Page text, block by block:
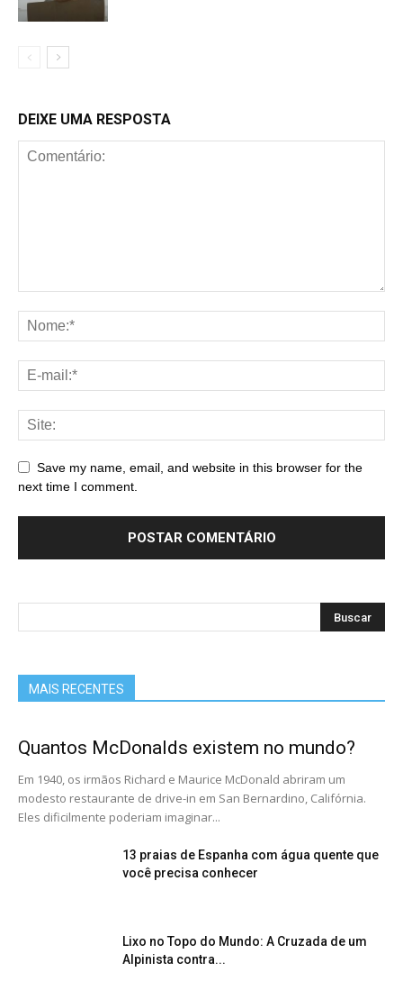
DEIXE UMA RESPOSTA
Save my name, email, and website in this browser for the
next time I comment.
MAIS RECENTES
Quantos McDonalds existem no mundo?
Em 1940, os irmãos Richard e Maurice McDonald abriram um
modesto restaurante de drive-in em San Bernardino, Califórnia.
Eles dificilmente poderiam imaginar...
13 praias de Espanha com água quente que
você precisa conhecer
Lixo no Topo do Mundo: A Cruzada de um
Alpinista contra...